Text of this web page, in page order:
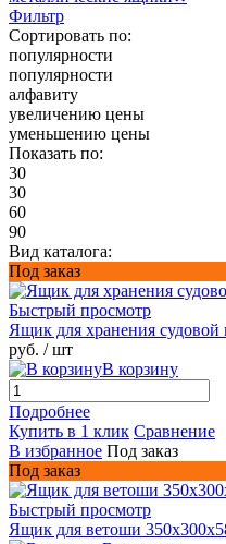
Фильтр
Сортировать по:
популярности
популярности
алфавиту
увеличению цены
уменьшению цены
Показать по:
30
30
60
90
Вид каталога:
Под заказ
Быстрый просмотр
Ящик для хранения
руб. / шт
В корзину
Подробнее
Купить в 1 клик Сравнение
В избранное Под заказ
Под заказ
Быстрый просмотр
Ящик для ветоши